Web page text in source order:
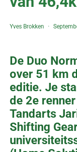
Yves Brokken
De Duo
over 51 km
editie. Je
de 2e
Tandarts
Shifting